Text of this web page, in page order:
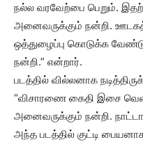
நல்ல வரவேற்பை பெறும்.
அனைவருக்கும் நன்றி.
ஒத்துழைப்பு கொடுக்க
நன்றி.” என்றார்.
படத்தில் வில்லனாக
“விசாரணை கைதி இசை
அனைவருக்கும் நன்றி.
அந்த படத்தில் குட்டி